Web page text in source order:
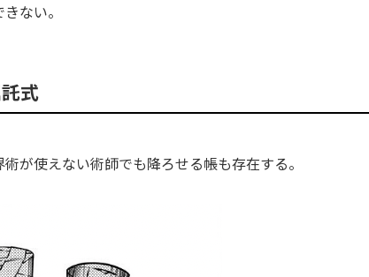
ない。
式
が使えない術師でも降ろせる帳も存在する。